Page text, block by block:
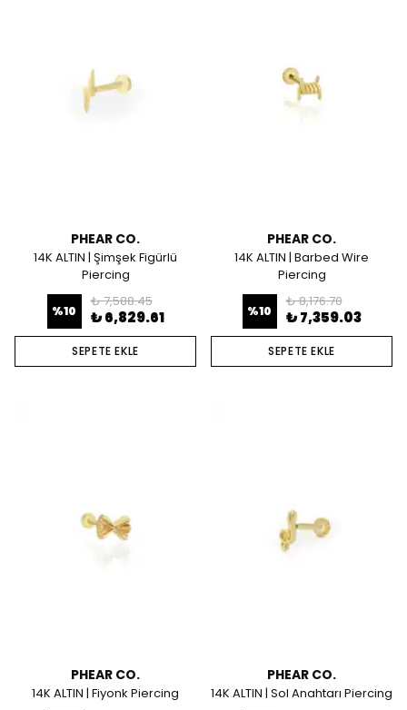
PHEAR CO.
14K ALTIN | Şimşek Figürlü
Piercing
%10
₺ 7,588.45
₺ 6,829.61
SEPETE EKLE
PHEAR CO.
14K ALTIN | Barbed Wire
Piercing
%10
₺ 8,176.70
₺ 7,359.03
SEPETE EKLE
PHEAR CO.
14K ALTIN | Fiyonk Piercing
PHEAR CO.
14K ALTIN | Sol Anahtarı Piercing